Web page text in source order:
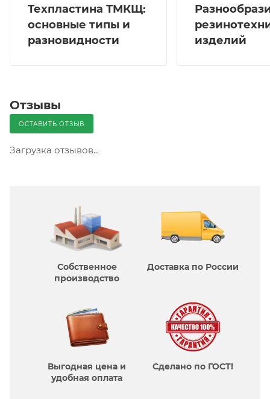
Техпластина ТМКЩ:
основные типы и
разновидности
изделий
Отзывы
ОСТАВИТЬ ОТЗЫВ
Загрузка отзывов...
Собственное
производcтво
Доставка по России
Выгодная цена и
удобная оплата
Сделано по ГОСТ!